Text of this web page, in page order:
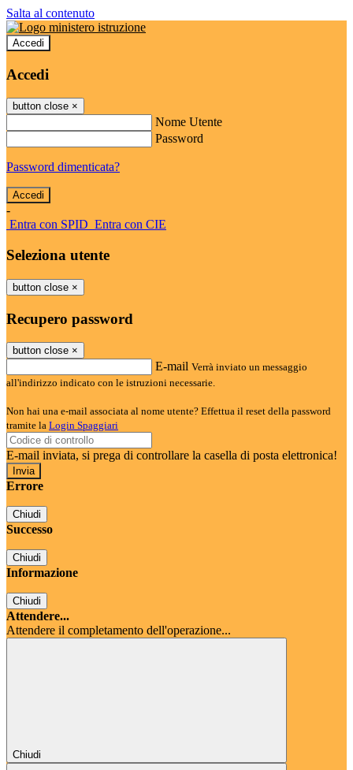
Salta al contenuto
Accedi
Accedi
button close ×
Nome Utente
Password
Password dimenticata?
-
Entra con SPID Entra con CIE
Seleziona utente
button close ×
Recupero password
button close ×
E-mail Verrà inviato un messaggio
all'indirizzo indicato con le istruzioni necessarie.
Non hai una e-mail associata al nome utente? Effettua il reset della password
tramite la Login Spaggiari
E-mail inviata, si prega di controllare la casella di posta elettronica!
Errore
Chiudi
Successo
Chiudi
Informazione
Chiudi
Attendere...
Attendere il completamento dell'operazione...
Chiudi